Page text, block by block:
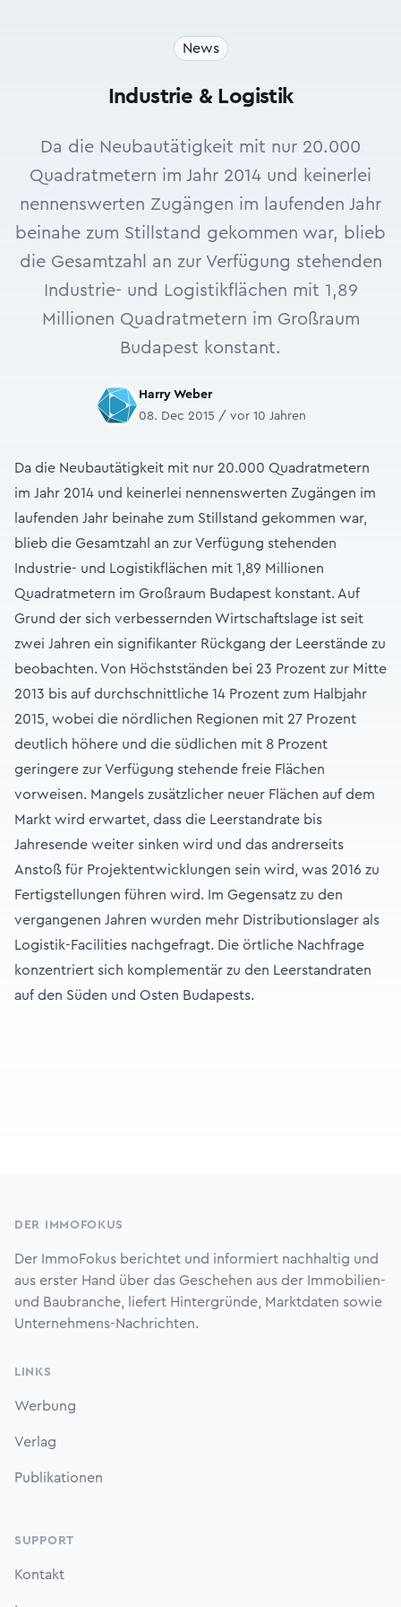
News
Industrie & Logistik
Da die Neubautätigkeit mit nur 20.000
Quadratmetern im Jahr 2014 und keinerlei
nennenswerten Zugängen im laufenden Jahr
beinahe zum Stillstand gekommen war, blieb
die Gesamtzahl an zur Verfügung stehenden
Industrie- und Logistikflächen mit 1,89
Millionen Quadratmetern im Großraum
Budapest konstant.
Harry Weber
08. Dec 2015 / vor 10 Jahren
Da die Neubautätigkeit mit nur 20.000 Quadratmetern
im Jahr 2014 und keinerlei nennenswerten Zugängen im
laufenden Jahr beinahe zum Stillstand gekommen war,
blieb die Gesamtzahl an zur Verfügung stehenden
Industrie- und Logistikflächen mit 1,89 Millionen
Quadratmetern im Großraum Budapest konstant. Auf
Grund der sich verbessernden Wirtschaftslage ist seit
zwei Jahren ein signifikanter Rückgang der Leerstände zu
beobachten. Von Höchstständen bei 23 Prozent zur Mitte
2013 bis auf durchschnittliche 14 Prozent zum Halbjahr
2015, wobei die nördlichen Regionen mit 27 Prozent
deutlich höhere und die südlichen mit 8 Prozent
geringere zur Verfügung stehende freie Flächen
vorweisen. Mangels zusätzlicher neuer Flächen auf dem
Markt wird erwartet, dass die Leerstandrate bis
Jahresende weiter sinken wird und das andrerseits
Anstoß für Projektentwicklungen sein wird, was 2016 zu
Fertigstellungen führen wird. Im Gegensatz zu den
vergangenen Jahren wurden mehr Distributionslager als
Logistik-Facilities nachgefragt. Die örtliche Nachfrage
konzentriert sich komplementär zu den Leerstandraten
auf den Süden und Osten Budapests.
DER IMMOFOKUS
Der ImmoFokus berichtet und informiert nachhaltig und
aus erster Hand über das Geschehen aus der Immobilien-
und Baubranche, liefert Hintergründe, Marktdaten sowie
Unternehmens-Nachrichten.
LINKS
Werbung
Verlag
Publikationen
SUPPORT
Kontakt